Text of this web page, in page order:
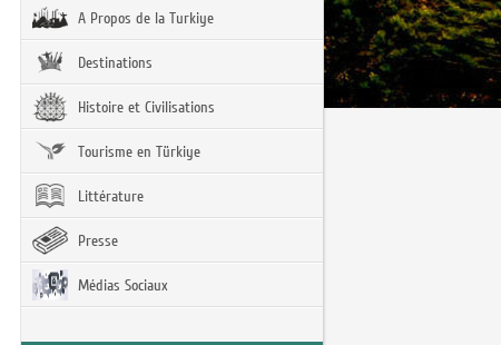
A Propos de la Turkiye
Destinations
Histoire et Civilisations
Tourisme en Türkiye
Littérature
Presse
Médias Sociaux